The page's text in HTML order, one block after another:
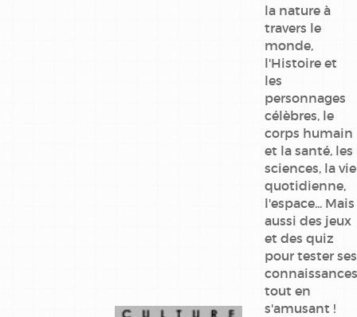
la nature à
travers le
monde,
l'Histoire et
les
personnages
célèbres, le
corps humain
et la santé, les
sciences, la vie
quotidienne,
l'espace... Mais
aussi des jeux
et des quiz
pour tester ses
connaissances
tout en
s'amusant !